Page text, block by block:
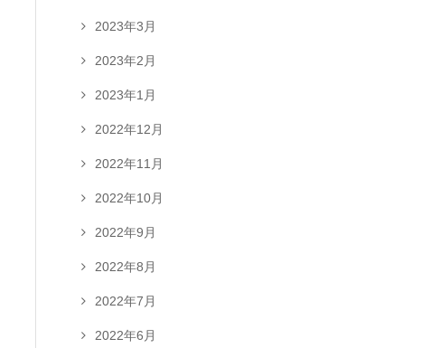
2023年3月
2023年2月
2023年1月
2022年12月
2022年11月
2022年10月
2022年9月
2022年8月
2022年7月
2022年6月